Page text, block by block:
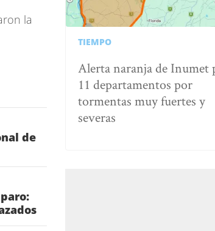
la
de
TIEMPO
Alerta naranja de Inumet
11 departamentos por
tormentas muy fuertes y
severas